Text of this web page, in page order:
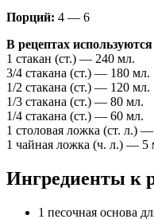
Порций: 4 — 6
В рецептах
1 стакан (ст.) — 240 мл.
3/4 стакана (ст.) — 180 мл.
1/2 стакана (ст.) — 120 мл.
1/3 стакана (ст.) — 80 мл.
1/4 стакана (ст.) — 60 мл.
1 столовая ложка (ст. л.)
1 чайная ложка (ч. л.) — 5
Ингредиенты к
1 песочная основа